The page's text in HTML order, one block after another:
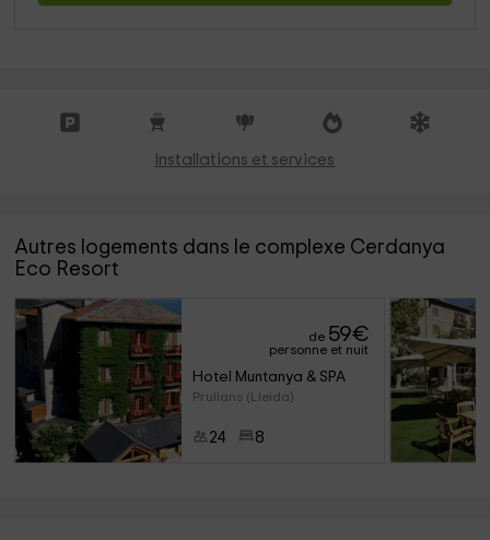
Installations et services
Autres logements dans le complexe Cerdanya
Eco Resort
de 59€
personne et nuit
Hotel Muntanya & SPA
Prullans (Lleida)
24 8